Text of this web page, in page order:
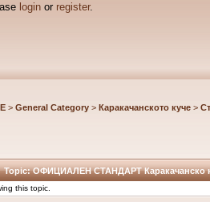
loginor register.
> General Category> Каракачанското куче>
Topic: ОФИЦИАЛЕН СТАНДАРТ Каракачанско
this topic.